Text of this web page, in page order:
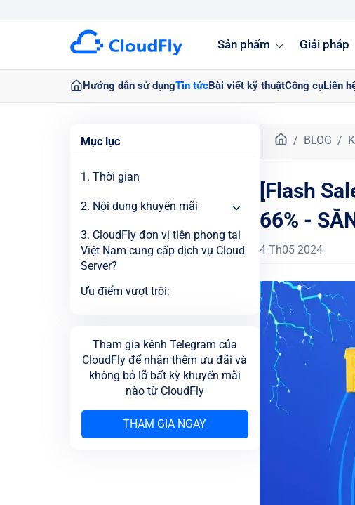
Sản phẩm Giải pháp
Hướng dẫn sử dụngTin tứcBài viết kỹ thuậtCông cụLiên
Mục lục
1. Thời gian
2. Nội dung khuyến mãi
3. CloudFly đơn vị tiên phong tại
Việt Nam cung cấp dịch vụ Cloud
Server?
Ưu điểm vượt trội:
Tham gia kênh Telegram của
CloudFly để nhận thêm ưu đãi và
không bỏ lỡ bất kỳ khuyến mãi
nào từ CloudFly
THAM GIA NGAY
T
n
g
c
h
ủ
BLOG
[Flash
66% -
4 Th05 2024